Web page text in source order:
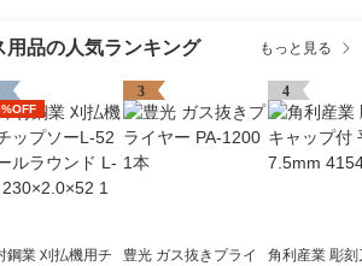
用品の人気ランキング もっと見る
鋼業 刈払機用チ
3
豊光 ガス抜きプライ
4
角利産業 彫刻